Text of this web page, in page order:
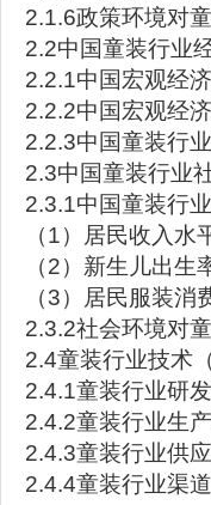
2.1.6政策环境对
2.2中国童装行业
2.2.1中国宏观经
2.2.2中国宏观经
2.2.3中国童装行
2.3中国童装行业
2.3.1中国童装行
（1）居民收入水
（2）新生儿出生
（3）居民服装消
2.3.2社会环境对
2.4童装行业技术
2.4.1童装行业研
2.4.2童装行业生
2.4.3童装行业供
2.4.4童装行业渠